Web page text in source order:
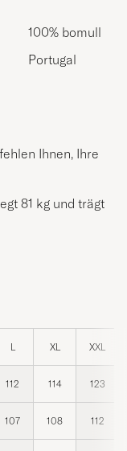
100% bomull
Portugal
Ihnen, Ihre
81 kg und trägt
L XL XXL
112 114 123
107 108 112